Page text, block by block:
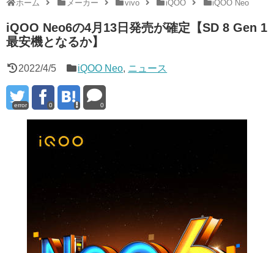
ホーム メーカー vivo iQOO iQOO Neo
iQOO Neo6の4月13日発売が確定【SD 8 Gen 1
最安機となるか】
2022/4/5 iQOO Neo, ニュース
error 0 0